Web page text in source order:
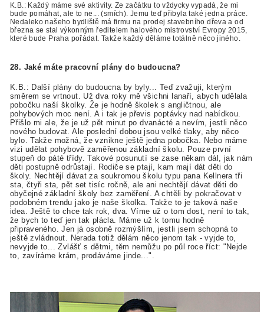
K.B.: Každý máme své aktivity. Ze začátku to vždycky vypadá, že mi
bude pomáhat, ale to ne... (smích). Jemu teď přibyla také jedna práce.
Nedaleko našeho bydliště má firmu na prodej stavebního dřeva a od
března se stal výkonným ředitelem halového mistrovství Evropy 2015,
které bude Praha pořádat. Takže každý děláme totálně něco jiného.
28. Jaké máte pracovní plány do budoucna?
K.B.: Další plány do budoucna by byly... Teď zvažuji, kterým
směrem se vrtnout. Už dva roky mě všichni lanaří, abych udělala
pobočku naší školky. Že je hodně školek s angličtnou, ale
pohybových moc není. A i tak je převis poptávky nad nabídkou.
Přišlo mi ale, že je už pět minut po dvanácté a nevím, jestli něco
nového budovat. Ale poslední dobou jsou velké tlaky, aby něco
bylo. Takže možná, že vznikne ještě jedna pobočka. Nebo máme
vizi udělat pohybově zaměřenou základní školu. Pouze první
stupeň do páté třídy. Takové posunutí se zase někam dál, jak nám
děti postupně odrůstají. Rodiče se ptají, kam mají dát děti do
školy. Nechtějí dávat za soukromou školu typu pana Kellnera tři
sta, čtyři sta, pět set tisíc ročně, ale ani nechtějí dávat děti do
obyčejné základní školy bez zaměření. A chtěli by pokračovat v
podobném trendu jako je naše školka. Takže to je taková naše
idea. Ještě to chce tak rok, dva. Víme už o tom dost, není to tak,
že bych to teď jen tak plácla. Máme už k tomu hodně
připraveného. Jen já osobně rozmýšlím, jestli jsem schopná to
ještě zvládnout. Nerada totiž dělám něco jenom tak - vyjde to,
nevyjde to... Zvlášť s dětmi, těm nemůžu po půl roce říct: "Nejde
to, zavíráme krám, prodáváme jinde...".